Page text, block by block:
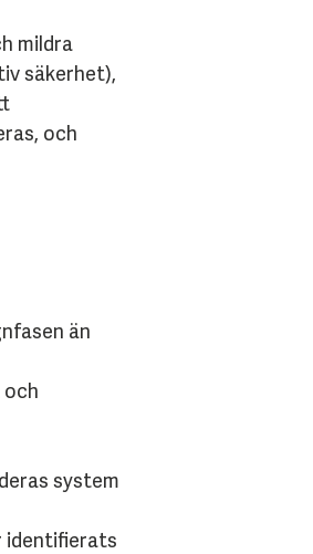
mildra
säkerhet),
och
än
system
identifierats